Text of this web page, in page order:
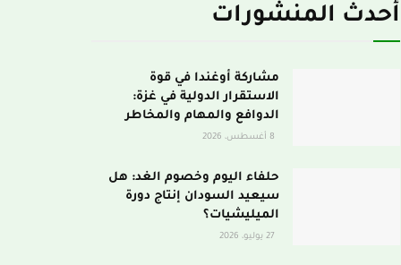
أحدث المنشورات
مشاركة أوغندا في قوة
الاستقرار الدولية في غزة:
الدوافع والمهام والمخاطر
حلفاء اليوم وخصوم الغد: هل
سيعيد السودان إنتاج دورة
الميليشيات؟